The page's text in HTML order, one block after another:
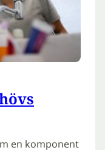
en komponent